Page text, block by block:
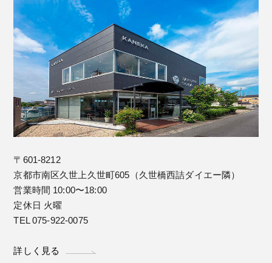
〒601-8212
京都市南区久世上久世町605（久世橋西詰ダイエー隣）
営業時間 10:00〜18:00
定休日 火曜
TEL 075-922-0075
詳しく見る